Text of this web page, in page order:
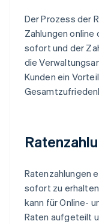
Der Prozess der
Zahlungen online
sofort und der
die
Kunden ein
Ratenzahlungen
sofort zu
kann für Online-
Raten aufgeteilt